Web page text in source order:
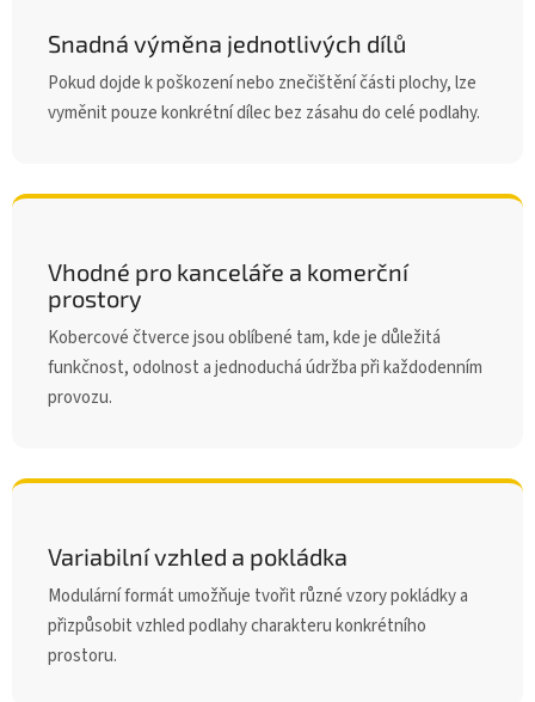
Snadná výměna jednotlivých dílů
Pokud dojde k poškození nebo znečištění části plochy, lze
vyměnit pouze konkrétní dílec bez zásahu do celé podlahy.
Vhodné pro kanceláře a komerční
prostory
Kobercové čtverce jsou oblíbené tam, kde je důležitá
funkčnost, odolnost a jednoduchá údržba při každodenním
provozu.
Variabilní vzhled a pokládka
Modulární formát umožňuje tvořit různé vzory pokládky a
přizpůsobit vzhled podlahy charakteru konkrétního
prostoru.